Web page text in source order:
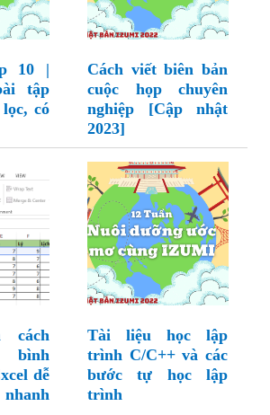
10 |
tập
có
Cách viết biên bản
cuộc họp chuyên
nghiệp [Cập nhật
2023]
cách
bình
dễ
Tài liệu học lập
trình C/C++ và các
bước tự học lập
trình